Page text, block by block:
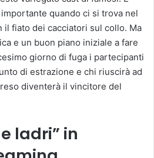
quando ci si trova nel
il fiato dei cacciatori sul collo. Ma
e un buon piano iniziale a fare
giorno di fuga i partecipanti
di estrazione e chi riuscirà ad
diventerà il vincitore del
ladri” in